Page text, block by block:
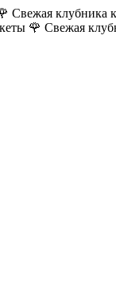
Свежая клубника
🌹 Свежая